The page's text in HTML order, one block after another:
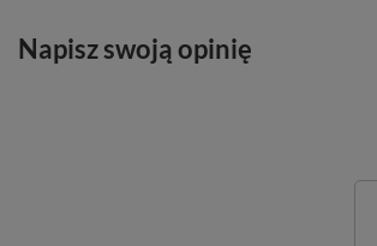
Napisz swoją opinię